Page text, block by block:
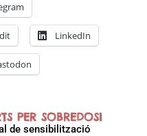
LinkedIn
PER SOBREDOSI
de sensibilització